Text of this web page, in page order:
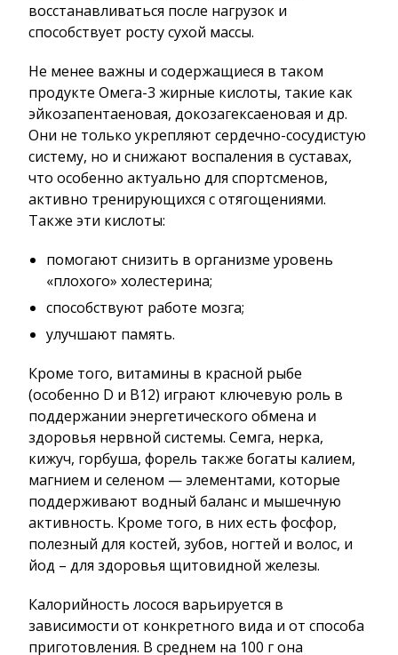
восстанавливаться после нагрузок и
способствует росту сухой массы.
Не менее важны и содержащиеся в таком
продукте Омега-3 жирные кислоты, такие как
эйкозапентаеновая, докозагексаеновая и др.
Они не только укрепляют сердечно-сосудистую
систему, но и снижают воспаления в суставах,
что особенно актуально для спортсменов,
активно тренирующихся с отягощениями.
Также эти кислоты:
помогают снизить в организме уровень
«плохого» холестерина;
способствуют работе мозга;
улучшают память.
Кроме того, витамины в красной рыбе
(особенно D и B12) играют ключевую роль в
поддержании энергетического обмена и
здоровья нервной системы. Семга, нерка,
кижуч, горбуша, форель также богаты калием,
магнием и селеном — элементами, которые
поддерживают водный баланс и мышечную
активность. Кроме того, в них есть фосфор,
полезный для костей, зубов, ногтей и волос, и
йод – для здоровья щитовидной железы.
Калорийность лосося варьируется в
зависимости от конкретного вида и от способа
приготовления. В среднем на 100 г она